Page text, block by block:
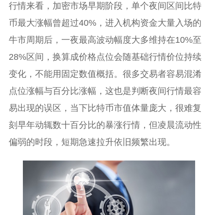
行情来看，加密市场早期阶段，单个夜间区间比特
币最大涨幅曾超过40%，进入机构资金大量入场的
牛市周期后，一夜最高波动幅度大多维持在10%至
28%区间，换算成价格点位会随基础行情价位持续
变化，不能用固定数值概括。很多交易者容易混淆
点位涨幅与百分比涨幅，这也是判断夜间行情最容
易出现的误区，当下比特币市值体量庞大，很难复
刻早年动辄数十百分比的暴涨行情，但凌晨流动性
偏弱的时段，短期急速拉升依旧频繁出现。